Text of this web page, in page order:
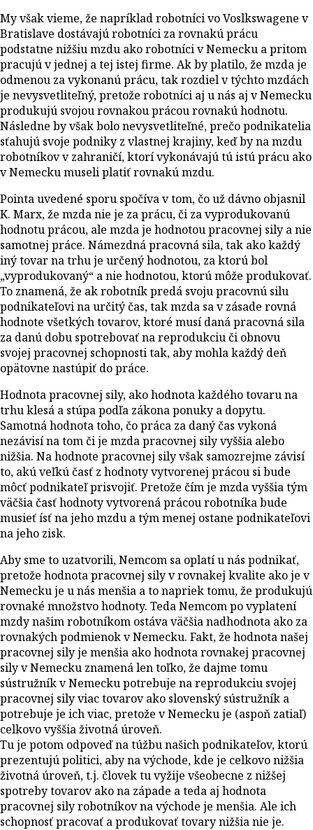
My však vieme, že napríklad robotníci vo Voslkswagene v
Bratislave dostávajú robotníci za rovnakú prácu
podstatne nižšiu mzdu ako robotníci v Nemecku a pritom
pracujú v jednej a tej istej firme. Ak by platilo, že mzda je
odmenou za vykonanú prácu, tak rozdiel v týchto mzdách
je nevysvetliteľný, pretože robotníci aj u nás aj v Nemecku
produkujú svojou rovnakou prácou rovnakú hodnotu.
Následne by však bolo nevysvetliteľné, prečo podnikatelia
sťahujú svoje podniky z vlastnej krajiny, keď by na mzdu
robotníkov v zahraničí, ktorí vykonávajú tú istú prácu ako
v Nemecku museli platiť rovnakú mzdu.
Pointa uvedené sporu spočíva v tom, čo už dávno objasnil
K. Marx, že mzda nie je za prácu, či za vyprodukovanú
hodnotu prácou, ale mzda je hodnotou pracovnej sily a nie
samotnej práce. Námezdná pracovná sila, tak ako každý
iný tovar na trhu je určený hodnotou, za ktorú bol
„vyprodukovaný“ a nie hodnotou, ktorú môže produkovať.
To znamená, že ak robotník predá svoju pracovnú silu
podnikateľovi na určitý čas, tak mzda sa v zásade rovná
hodnote všetkých tovarov, ktoré musí daná pracovná sila
za danú dobu spotrebovať na reprodukciu či obnovu
svojej pracovnej schopnosti tak, aby mohla každý deň
opätovne nastúpiť do práce.
Hodnota pracovnej sily, ako hodnota každého tovaru na
trhu klesá a stúpa podľa zákona ponuky a dopytu.
Samotná hodnota toho, čo práca za daný čas vykoná
nezávisí na tom či je mzda pracovnej sily vyššia alebo
nižšia. Na hodnote pracovnej sily však samozrejme závisí
to, akú veľkú časť z hodnoty vytvorenej prácou si bude
môcť podnikateľ prisvojiť. Pretože čím je mzda vyššia tým
väčšia časť hodnoty vytvorená prácou robotníka bude
musieť ísť na jeho mzdu a tým menej ostane podnikateľovi
na jeho zisk.
Aby sme to uzatvorili, Nemcom sa oplatí u nás podnikať,
pretože hodnota pracovnej sily v rovnakej kvalite ako je v
Nemecku je u nás menšia a to napriek tomu, že produkujú
rovnaké množstvo hodnoty. Teda Nemcom po vyplatení
mzdy našim robotníkom ostáva väčšia nadhodnota ako za
rovnakých podmienok v Nemecku. Fakt, že hodnota našej
pracovnej sily je menšia ako hodnota rovnakej pracovnej
sily v Nemecku znamená len toľko, že dajme tomu
sústružník v Nemecku potrebuje na reprodukciu svojej
pracovnej sily viac tovarov ako slovenský sústružník a
potrebuje je ich viac, pretože v Nemecku je (aspoň zatiaľ)
celkovo vyššia životná úroveň.
Tu je potom odpoveď na túžbu našich podnikateľov, ktorú
prezentujú politici, aby na východe, kde je celkovo nižšia
životná úroveň, t.j. človek tu vyžije všeobecne z nižšej
spotreby tovarov ako na západe a teda aj hodnota
pracovnej sily robotníkov na východe je menšia. Ale ich
schopnosť pracovať a produkovať tovary nižšia nie je.